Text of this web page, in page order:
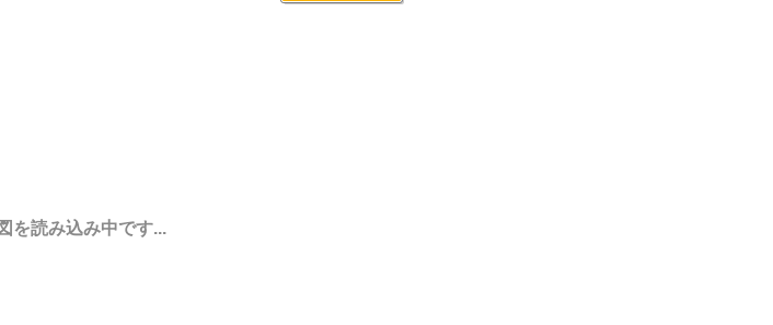
を読み込み中です...